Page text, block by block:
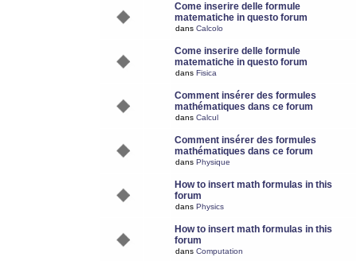
Come inserire delle formule
matematiche in questo forum
dans Calcolo
Come inserire delle formule
matematiche in questo forum
dans Fisica
Comment insérer des formules
mathématiques dans ce forum
dans Calcul
Comment insérer des formules
mathématiques dans ce forum
dans Physique
How to insert math formulas in this
forum
dans Physics
How to insert math formulas in this
forum
dans Computation